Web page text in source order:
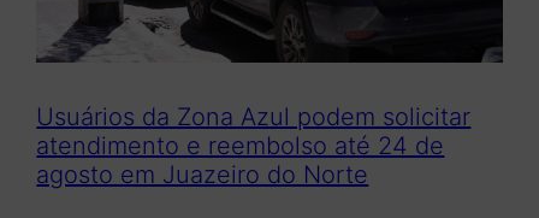
Usuários da Zona Azul podem solicitar
atendimento e reembolso até 24 de
agosto em Juazeiro do Norte